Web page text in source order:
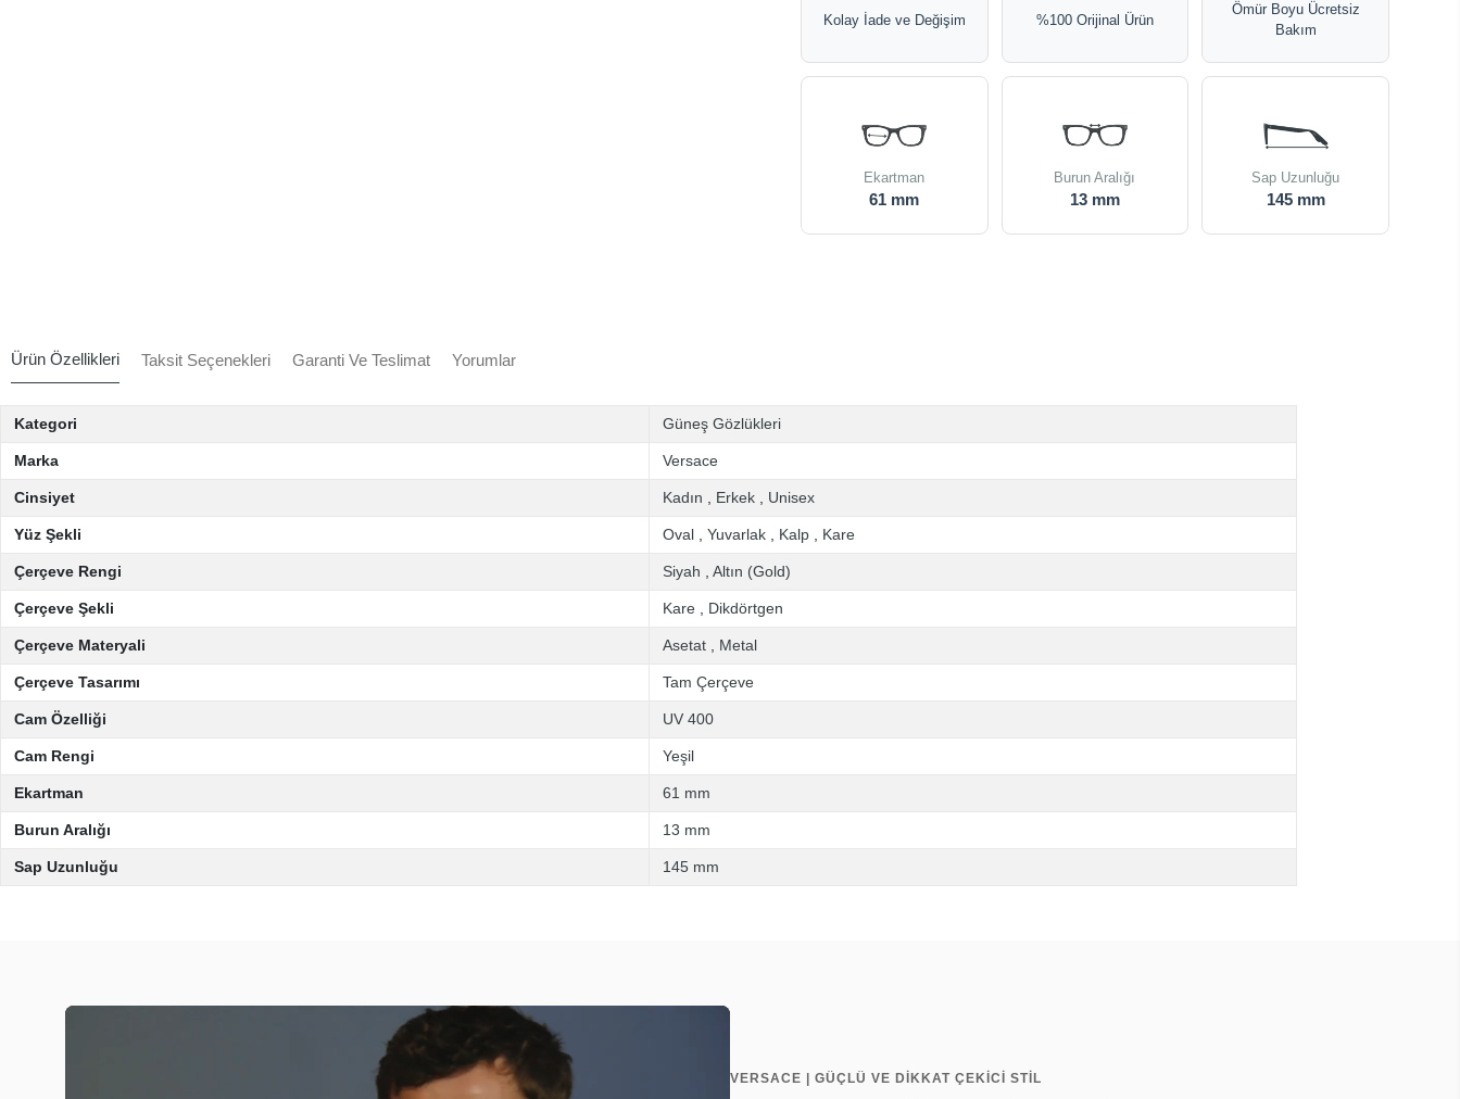
Kolay İade ve Değişim %100 Orijinal Ürün
Ömür Boyu Ücretsiz
Bakım
Ekartman
61 mm
Burun Aralığı
13 mm
Sap Uzunluğu
145 mm
Ürün Özellikleri Taksit Seçenekleri Garanti Ve Teslimat Yorumlar
Kategori Güneş Gözlükleri
Marka Versace
Cinsiyet Kadın Erkek Unisex
Yüz Şekli Oval Yuvarlak Kalp Kare
Çerçeve Rengi Siyah Altın (Gold)
Çerçeve Şekli Kare Dikdörtgen
Çerçeve Materyali Asetat Metal
Çerçeve Tasarımı Tam Çerçeve
Cam Özelliği UV 400
Cam Rengi Yeşil
Ekartman 61 mm
Burun Aralığı 13 mm
Sap Uzunluğu 145 mm
VERSACE | GÜÇLÜ VE DİKKAT ÇEKİCİ STİL